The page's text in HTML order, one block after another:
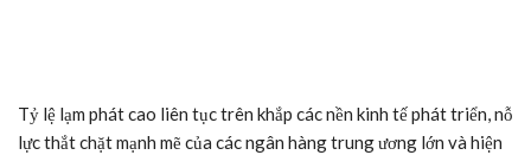
Tỷ lệ lạm phát cao liên tục trên khắp các nền kinh tế phát triển, nỗ
lực thắt chặt mạnh mẽ của các ngân hàng trung ương lớn và hiện